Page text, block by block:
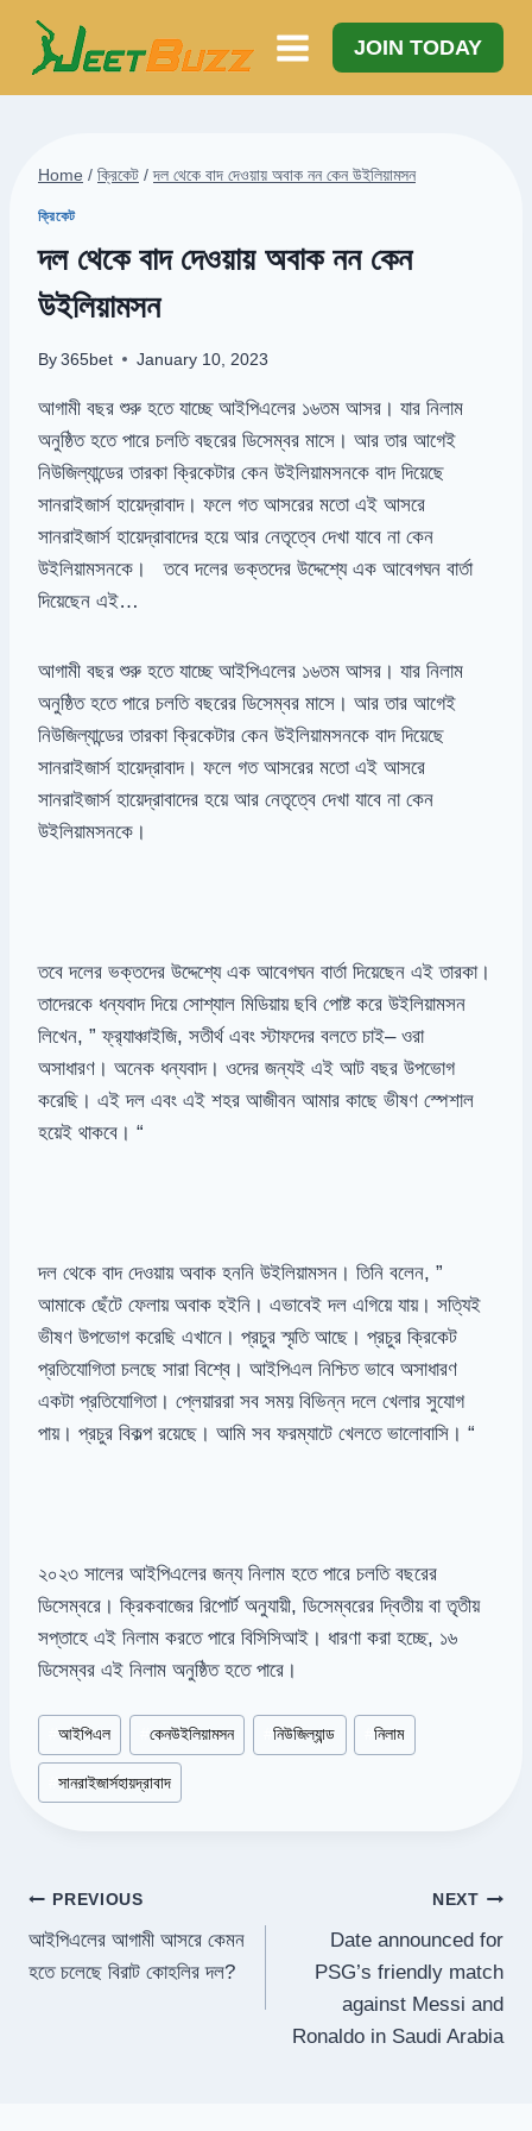
Skip
content
JOIN TODAY
Home / ক্রিকেট / দল থেকে বাদ দেওয়ায় অবাক নন কেন উইলিয়ামসন
ক্রিকেট
দল থেকে বাদ দেওয়ায় অবাক নন কেন
উইলিয়ামসন
By 365bet January 10, 2023
আগামী বছর শুরু হতে যাচ্ছে আইপিএলের ১৬তম আসর। যার নিলাম
অনুষ্ঠিত হতে পারে চলতি বছরের ডিসেম্বর মাসে। আর তার আগেই
নিউজিল্যান্ডের তারকা ক্রিকেটার কেন উইলিয়ামসনকে বাদ দিয়েছে
সানরাইজার্স হায়েদ্রাবাদ। ফলে গত আসরের মতো এই আসরে
সানরাইজার্স হায়েদ্রাবাদের হয়ে আর নেতৃত্বে দেখা যাবে না কেন
উইলিয়ামসনকে। তবে দলের ভক্তদের উদ্দেশ্যে এক আবেগঘন বার্তা
দিয়েছেন এই…
আগামী বছর শুরু হতে যাচ্ছে আইপিএলের ১৬তম আসর। যার নিলাম
অনুষ্ঠিত হতে পারে চলতি বছরের ডিসেম্বর মাসে। আর তার আগেই
নিউজিল্যান্ডের তারকা ক্রিকেটার কেন উইলিয়ামসনকে বাদ দিয়েছে
সানরাইজার্স হায়েদ্রাবাদ। ফলে গত আসরের মতো এই আসরে
সানরাইজার্স হায়েদ্রাবাদের হয়ে আর নেতৃত্বে দেখা যাবে না কেন
উইলিয়ামসনকে।
তবে দলের ভক্তদের উদ্দেশ্যে এক আবেগঘন বার্তা দিয়েছেন এই তারকা।
তাদেরকে ধন্যবাদ দিয়ে সোশ্যাল মিডিয়ায় ছবি পোষ্ট করে উইলিয়ামসন
লিখেন, ”ফ্র‍্যাঞ্চাইজি, সতীর্থ এবং স্টাফদের বলতে চাই– ওরা
অসাধারণ। অনেক ধন্যবাদ। ওদের জন্যই এই আট বছর উপভোগ
করেছি। এই দল এবং এই শহর আজীবন আমার কাছে ভীষণ স্পেশাল
হয়েই থাকবে। “
দল থেকে বাদ দেওয়ায় অবাক হননি উইলিয়ামসন। তিনি বলেন, ”
আমাকে ছেঁটে ফেলায় অবাক হইনি। এভাবেই দল এগিয়ে যায়। সত্যিই
ভীষণ উপভোগ করেছি এখানে। প্রচুর স্মৃতি আছে। প্রচুর ক্রিকেট
প্রতিযোগিতা চলছে সারা বিশ্বে। আইপিএল নিশ্চিত ভাবে অসাধারণ
একটা প্রতিযোগিতা। প্লেয়াররা সব সময় বিভিন্ন দলে খেলার সুযোগ
পায়। প্রচুর বিকল্প রয়েছে। আমি সব ফরম্যাটে খেলতে ভালোবাসি। “
২০২৩ সালের আইপিএলের জন্য নিলাম হতে পারে চলতি বছরের
ডিসেম্বরে। ক্রিকবাজের রিপোর্ট অনুযায়ী, ডিসেম্বরের দ্বিতীয় বা তৃতীয়
সপ্তাহে এই নিলাম করতে পারে বিসিসিআই। ধারণা করা হচ্ছে, ১৬
ডিসেম্বর এই নিলাম অনুষ্ঠিত হতে পারে।
Post
Tags:
#আইপিএল #কেনউইলিয়ামসন #নিউজিল্যান্ড #নিলাম
#সানরাইজার্সহায়দ্রাবাদ
Post
navigation
PREVIOUS
আইপিএলের আগামী আসরে কেমন
হতে চলেছে বিরাট কোহলির দল?
NEXT
Date announced for
PSG’s friendly match
against Messi and
Ronaldo in Saudi Arabia